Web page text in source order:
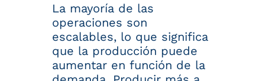
La mayoría de las
operaciones son
escalables, lo que significa
que la producción puede
aumentar en función de la